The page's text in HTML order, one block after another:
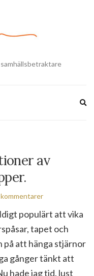
av
populärt att vika
tapet och
på att hänga stjärnor
gånger tänkt att
hade jag tid, lust